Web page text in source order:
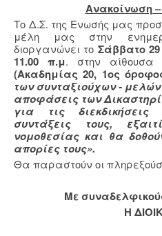
Ανακοίνωση
Το Δ.Σ. της Ενωσής μας
μέλη μας στην
διοργανώνει το Σάββατο
11.00 π.μ. στην αίθουσα
(Ακαδημίας 20, 1ος
των συνταξιούχων -
αποφάσεις των
για τις
συντάξεις τους,
νομοθεσίας και θα
απορίες τους».
Θα παραστούν οι
Με
Η